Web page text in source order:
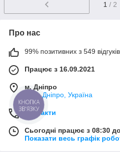
1 / 2
Про нас
99% позитивних з 549
Працює з 16.09.2021
м. Дніпро
АНД, Дніпро, Україна
Контакти
Сьогодні працює з 08:30
Показати весь графік
КНОПКА
ЗВ'ЯЗКУ